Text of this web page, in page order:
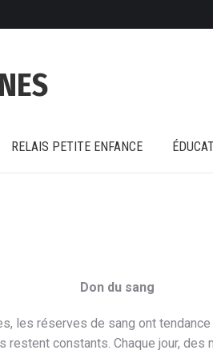
RELAIS PETITE ENFANCE
Don du sang
les réserves de sang ont
restent constants. Chaque jour, des
RELAIS PETITE ENFANCE